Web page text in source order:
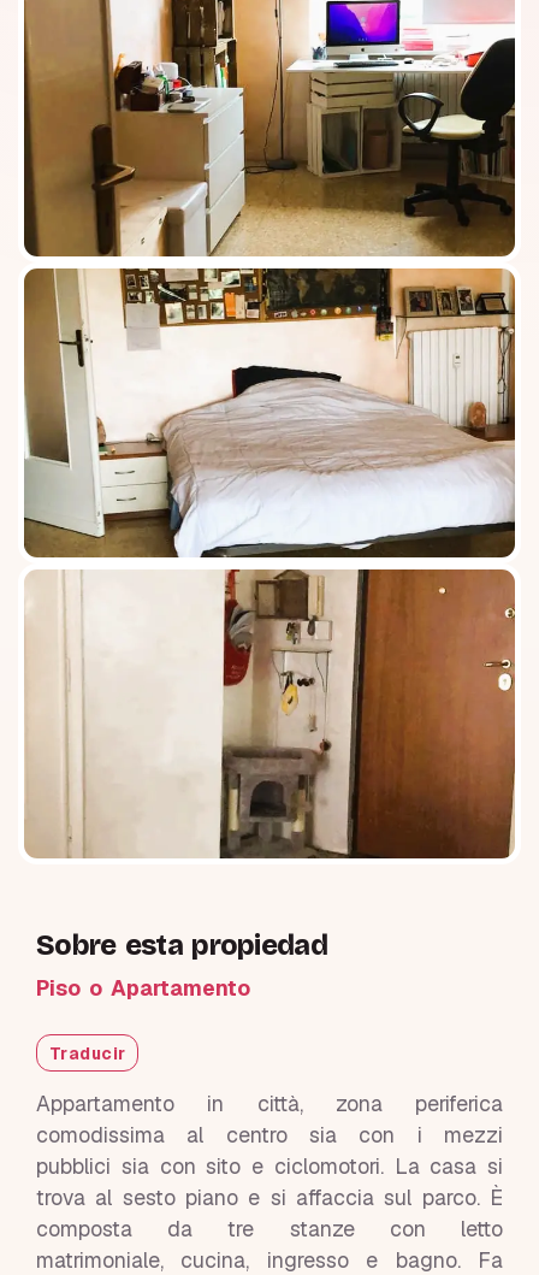
Sobre esta propiedad
Piso o Apartamento
Traducir
Appartamento in città, zona periferica
comodissima al centro sia con i mezzi
pubblici sia con sito e ciclomotori. La casa si
trova al sesto piano e si affaccia sul parco. È
composta da tre stanze con letto
matrimoniale, cucina, ingresso e bagno. Fa